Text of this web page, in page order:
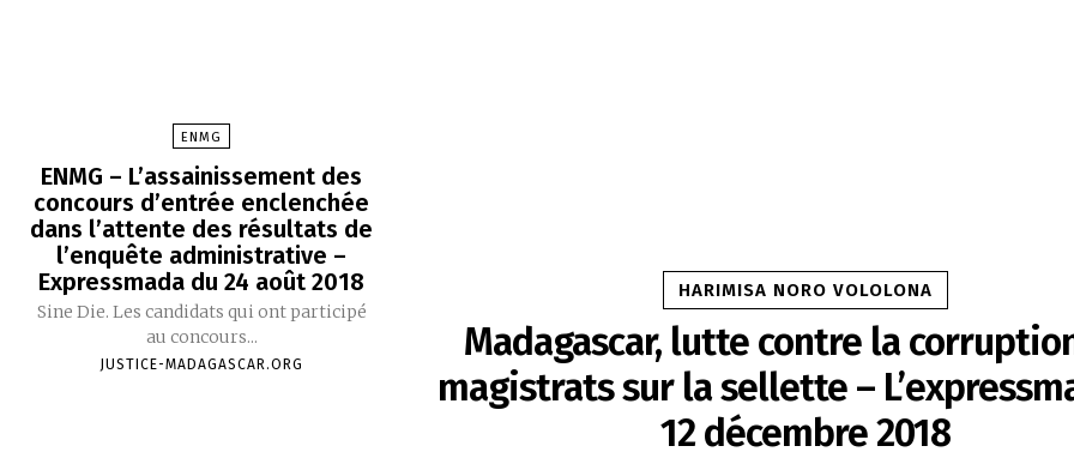
ENMG
ENMG – L’assainissement des
concours d’entrée enclenchée
dans l’attente des résultats de
l’enquête administrative –
Expressmada du 24 août 2018
Sine Die. Les candidats qui ont participé
au concours...
JUSTICE-MADAGASCAR.ORG
HARIMISA NORO VOLOLONA
Madagascar, lutte contre la
magistrats sur la sellette –
12 décembre 2018